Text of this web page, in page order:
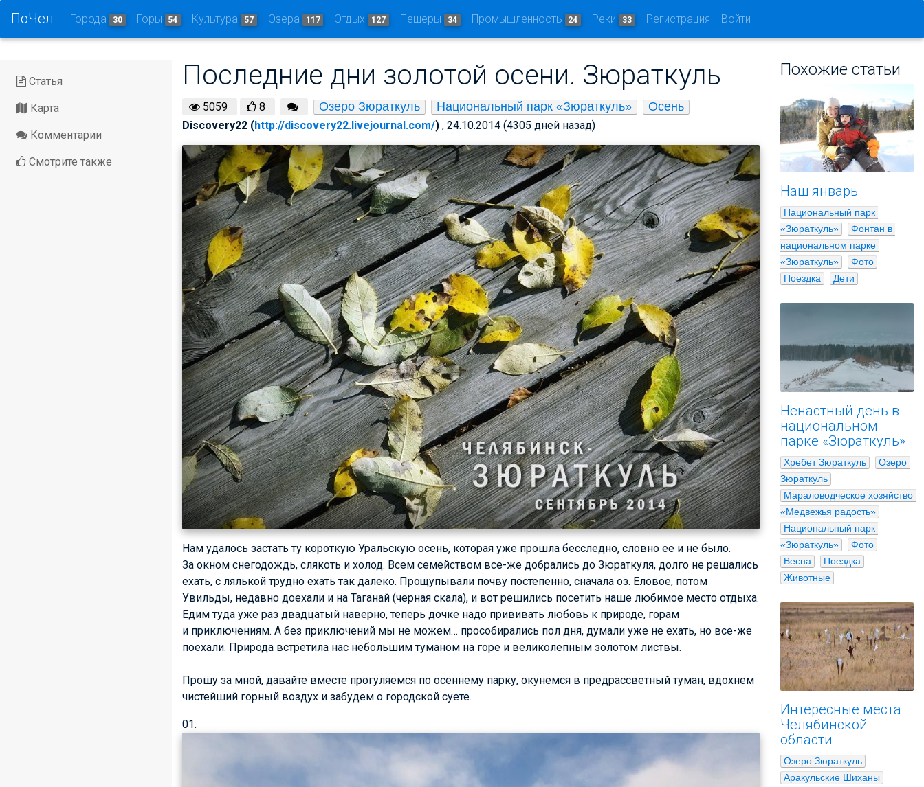
ПоЧел Города 30 Горы 54 Культура 57 Озера 117 Отдых 127 Пещеры 34 Промышленность 24 Реки 33 Регистрация Войти
Статья
Карта
Комментарии
Смотрите также
Последние дни золотой осени. Зюраткуль
5059 8 Озеро Зюраткуль Национальный парк «Зюраткуль» Осень
Discovery22 (http://discovery22.livejournal.com/) , 24.10.2014 (4305 дней назад)
Нам удалось застать ту короткую Уральскую осень, которая уже прошла бесследно, словно ее и не было.
За окном снегодождь, слякоть и холод. Всем семейством все-же добрались до Зюраткуля, долго не решались
ехать, с лялькой трудно ехать так далеко. Прощупывали почву постепенно, сначала оз. Еловое, потом
Увильды, недавно доехали и на Таганай (черная скала), и вот решились посетить наше любимое место отдыха.
Едим туда уже раз двадцатый наверно, теперь дочке надо прививать любовь к природе, горам
и приключениям. А без приключений мы не можем… прособирались пол дня, думали уже не ехать, но все-же
поехали. Природа встретила нас небольшим туманом на горе и великолепным золотом листвы.
Прошу за мной, давайте вместе прогуляемся по осеннему парку, окунемся в предрассветный туман, вдохнем
чистейший горный воздух и забудем о городской суете.
01.
Похожие статьи
Наш январь
Национальный парк
«Зюраткуль»
Фонтан в
национальном парке
«Зюраткуль»
Фото
Поездка
Дети
Ненастный день в
национальном
парке «Зюраткуль»
Хребет Зюраткуль
Озеро
Зюраткуль
Мараловодческое хозяйство
«Медвежья радость»
Национальный парк
«Зюраткуль»
Фото
Весна
Поездка
Животные
Интересные места
Челябинской
области
Озеро Зюраткуль
Аракульские Шиханы